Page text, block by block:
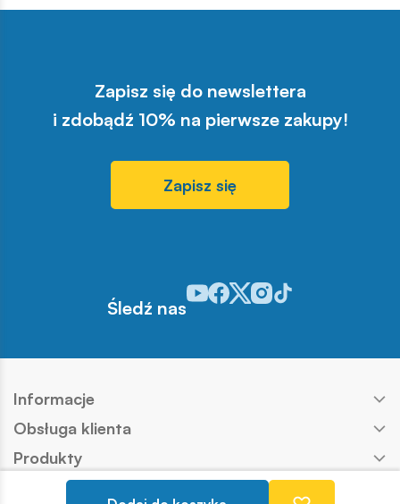
Zapisz się do newslettera
i zdobądź 10% na pierwsze zakupy!
Zapisz się
Śledź nas
Odwiedź nasz profil w serwisie
Odwiedź nasz profil w serwisie
Odwiedź nasz profil w
Odwiedź nasz profil w
Odwiedź nasz profil
Informacje
Obsługa klienta
Produkty
Kontakt